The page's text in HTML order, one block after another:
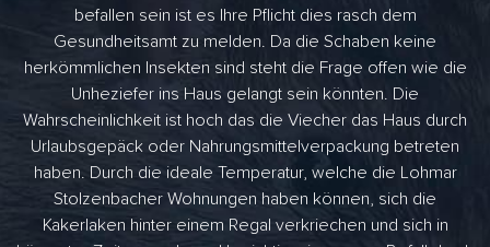
befallen sein ist es Ihre Pflicht dies rasch dem
Gesundheitsamt zu melden. Da die Schaben keine
herkömmlichen Insekten sind steht die Frage offen wie die
Unheziefer ins Haus gelangt sein könnten. Die
Wahrscheinlichkeit ist hoch das die Viecher das Haus durch
Urlaubsgepäck oder Nahrungsmittelverpackung betreten
haben. Durch die ideale Temperatur, welche die Lohmar
Stolzenbacher Wohnungen haben können, sich die
Kakerlaken hinter einem Regal verkriechen und sich in